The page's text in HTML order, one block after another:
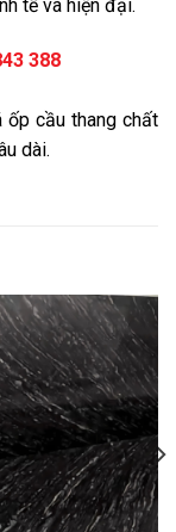
tế và hiện đại.
388
ốp cầu thang chất
dài.